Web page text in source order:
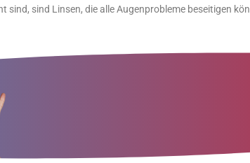
sind Linsen, die alle Augenprobleme beseitigen